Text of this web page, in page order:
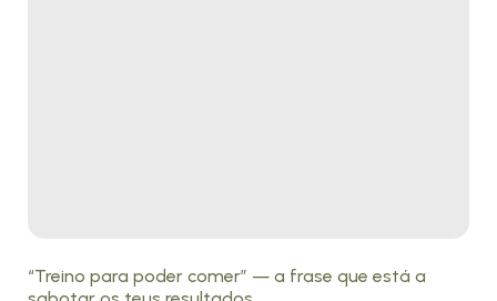
“Treino para poder comer” — a frase que está a